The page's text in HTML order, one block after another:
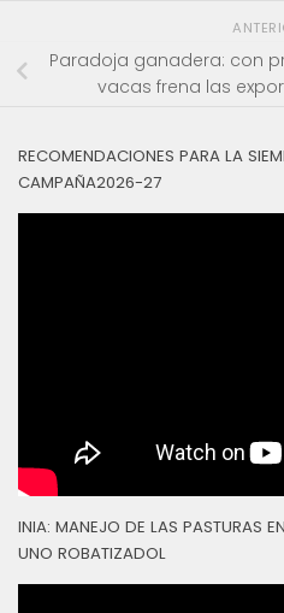
Paradoja ganadera: con
vacas frena las
RECOMENDACIONES PARA LA
CAMPAÑA2026-27
INIA: MANEJO DE LAS PASTURAS
UNO ROBATIZADOL